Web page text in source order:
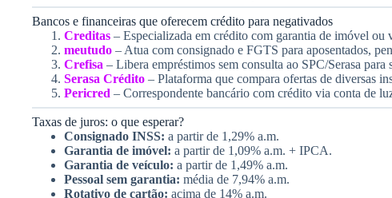
Bancos e financeiras que oferecem crédito para negativados
Creditas – Especializada em crédito com garantia de imóvel ou
meutudo – Atua com consignado e FGTS para aposentados,
Crefisa – Libera empréstimos sem consulta ao SPC/Serasa
Serasa Crédito – Plataforma que compara ofertas de diversas
Pericred – Correspondente bancário com crédito via conta de
Taxas de juros: o que esperar?
Consignado INSS: a partir de 1,29% a.m.
Garantia de imóvel: a partir de 1,09% a.m. + IPCA.
Garantia de veículo: a partir de 1,49% a.m.
Pessoal sem garantia: média de 7,94% a.m.
Rotativo de cartão: acima de 14% a.m.